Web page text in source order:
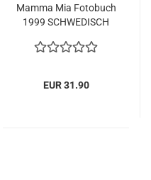
Mamma Mia Fotobuch
1999 SCHWEDISCH
EUR 31.90